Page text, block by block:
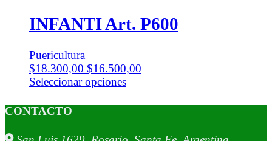
INFANTI Art. P600
Puericultura
$18.300,00 $16.500,00
Seleccionar opciones
CONTACTO